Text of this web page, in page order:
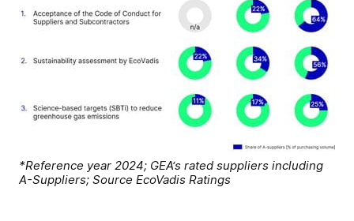
*Reference year 2024; GEA‘s rated suppliers including
A-Suppliers; Source EcoVadis Ratings